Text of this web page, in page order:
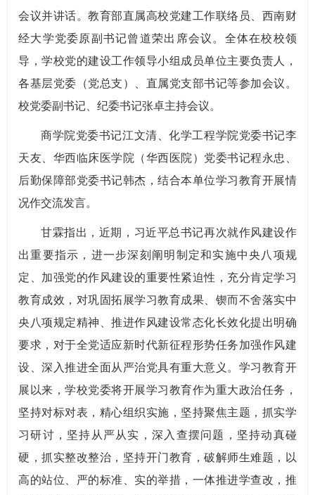
会议并讲话。教育部直属高校党建工作联络员、西南财
经大学党委原副书记曾道荣出席会议。全体在校校领
导，学校党的建设工作领导小组成员单位主要负责人，
各基层党委（党总支）、直属党支部书记等参加会议。
校党委副书记、纪委书记张卓主持会议。
商学院党委书记江文清、化学工程学院党委书记李
天友、华西临床医学院（华西医院）党委书记程永忠、
后勤保障部党委书记韩杰，结合本单位学习教育开展情
况作交流发言。
甘霖指出，近期，习近平总书记再次就作风建设作
出重要指示，进一步深刻阐明制定和实施中央八项规
定、加强党的作风建设的重要性紧迫性，充分肯定学习
教育成效，对巩固拓展学习教育成果、锲而不舍落实中
央八项规定精神、推进作风建设常态化长效化提出明确
要求，对于全党适应新时代新征程形势任务加强作风建
设、深入推进全面从严治党具有重大意义。学习教育开
展以来，学校党委将开展学习教育作为重大政治任务，
坚持对标对表，精心组织实施，坚持聚焦主题，抓实学
习研讨，坚持从严从实，深入查摆问题，坚持动真碰
硬，抓实整改整治，坚持开门教育，破解师生难题，以
高的站位、严的标准、实的举措，一体推进学查改，推